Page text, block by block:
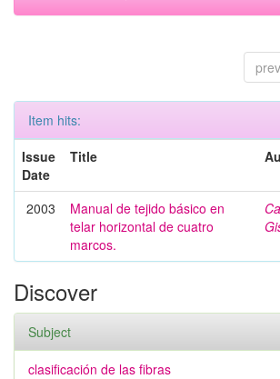
Item hits:
Issue
Date
Title
2003
Manual de tejido básico en
telar horizontal de cuatro
marcos.
Discover
Subject
clasificación de las fibras